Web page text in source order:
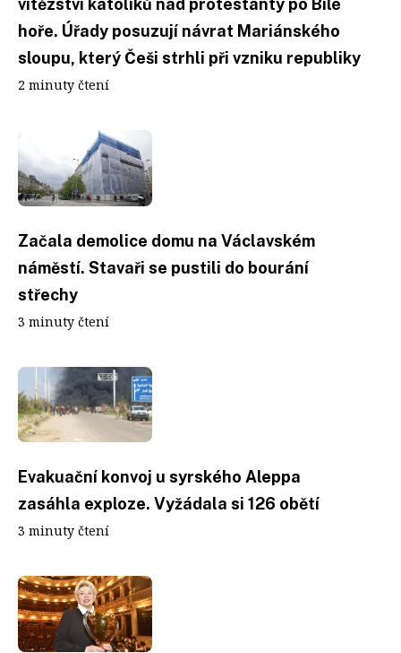
vítězství katolíků nad protestanty po Bílé
hoře. Úřady posuzují návrat Mariánského
sloupu, který Češi strhli při vzniku republiky
2 minuty čtení
Začala demolice domu na Václavském
náměstí. Stavaři se pustili do bourání
střechy
3 minuty čtení
Evakuační konvoj u syrského Aleppa
zasáhla exploze. Vyžádala si 126 obětí
3 minuty čtení